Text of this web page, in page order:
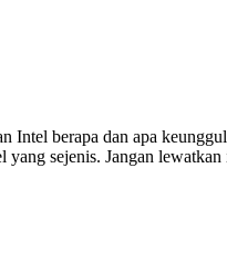
berapa dan apa
yang sejenis. Jangan